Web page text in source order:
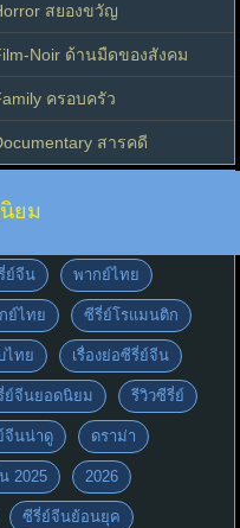
สยองขวัญ
Noir ด้านมืดของสังคม
ครอบครัว
สารคดี
ยม
ย์จีน พากย์ไทย
ย์ไทย ซีรี่ย์โรแมนติก
ไทย เรื่องย่อซีรี่ย์จีน
ย์จีนยอดนิยม รีวิวซีรี่ย์
จีนน่าดู ดราม่า
2025 2026
ซีรี่ย์จีนย้อนยุค